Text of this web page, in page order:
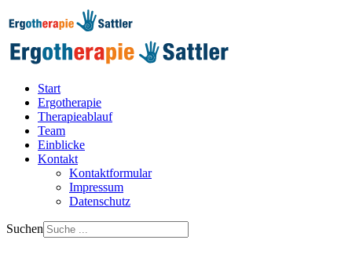
Start
Ergotherapie
Therapieablauf
Team
Einblicke
Kontakt
Kontaktformular
Impressum
Datenschutz
Suchen